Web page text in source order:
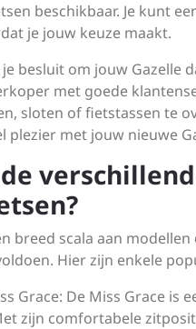
beschikbaar. Je kunt
je jouw keuze maakt.
besluit om jouw Gazelle
met goede
sloten of fietstassen te
plezier met jouw nieuwe
breed scala aan
Hier zijn enkele
Grace: De Miss Grace
zijn comfortabele